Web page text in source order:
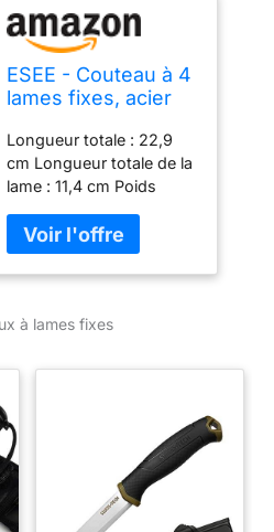
ESEE - Couteau à 4
lames fixes, acier
ambidextre,
fabriqué aux États-
Unis (toile Micarta)
Longueur totale : 22,9
cm Longueur totale de la
lame : 11,4 cm Poids
226,8 g Acier inoxydable
S35VN Gaine moulée
avec plaque à clip
à lames fixes